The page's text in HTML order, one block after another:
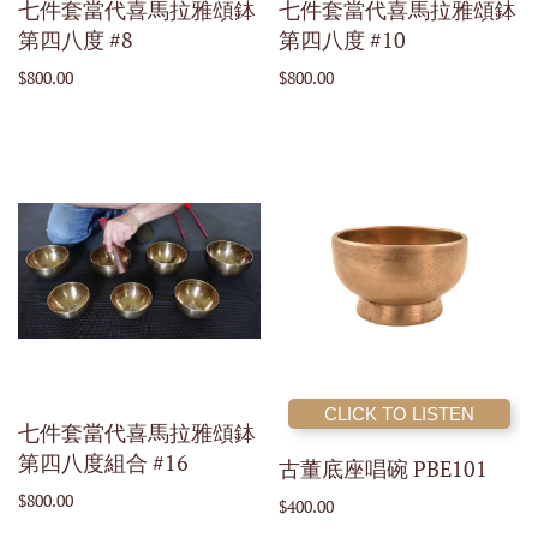
七件套當代喜馬拉雅頌鉢
第四八度 #8
$800.00
七件套當代喜馬拉雅頌鉢
第四八度 #10
$800.00
七件套當代喜馬拉雅頌鉢
第四八度組合 #16
$800.00
CLICK TO LISTEN
古董底座唱碗 PBE101
$400.00